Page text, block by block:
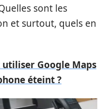
sont les
et surtout, quels en
Google Maps
éteint ?